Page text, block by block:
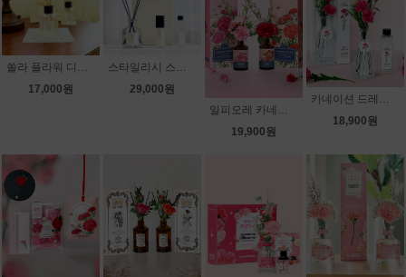
쏠라 플라워 디퓨져
17,000원
스타일리시 스페셜 기프트 세트
29,000원
19,900원
18,900원